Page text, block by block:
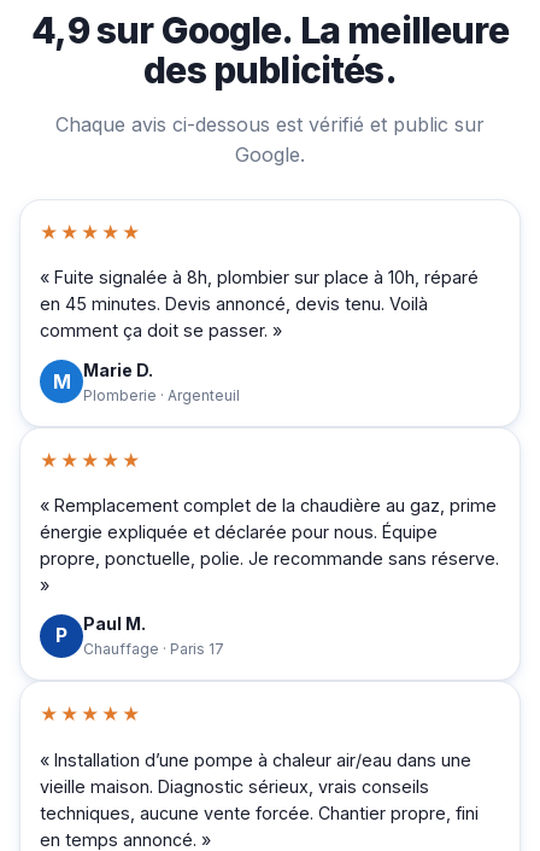
4,9 sur Google. La meilleure
des publicités.
Chaque avis ci-dessous est vérifié et public sur
Google.
★★★★★
« Fuite signalée à 8h, plombier sur place à 10h, réparé
en 45 minutes. Devis annoncé, devis tenu. Voilà
comment ça doit se passer. »
M Marie D.
Plomberie · Argenteuil
★★★★★
« Remplacement complet de la chaudière au gaz, prime
énergie expliquée et déclarée pour nous. Équipe
propre, ponctuelle, polie. Je recommande sans réserve.
»
P Paul M.
Chauffage · Paris 17
★★★★★
« Installation d’une pompe à chaleur air/eau dans une
vieille maison. Diagnostic sérieux, vrais conseils
techniques, aucune vente forcée. Chantier propre, fini
en temps annoncé. »